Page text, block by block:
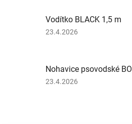
z
5
Vodítko BLACK 1,5 m
Hodnotenie
z
5
23.4.2026
Nohavice psovodské
Hodnotenie
23.4.2026